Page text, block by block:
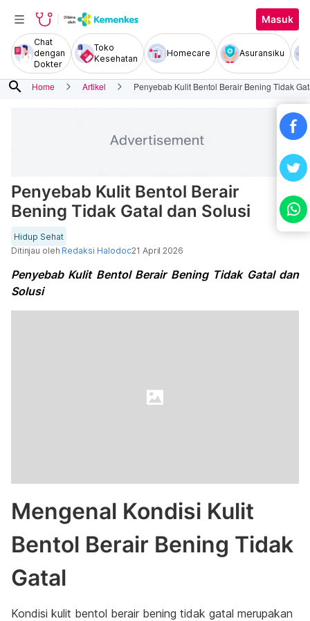
Masuk
Chat
dengan
Dokter
Toko
Kesehatan
Homecare Asuransiku
search Home Artikel Penyebab Kulit Bentol Berair Bening Tidak
Penyebab Kulit Bentol Berair
Bening Tidak Gatal dan Solusi
Hidup Sehat
Ditinjau oleh Redaksi Halodoc21 April 2026
Penyebab Kulit Bentol Berair Bening Tidak Gatal dan
Solusi
Mengenal Kondisi Kulit
Bentol Berair Bening Tidak
Gatal
Kondisi kulit bentol berair bening tidak gatal merupakan